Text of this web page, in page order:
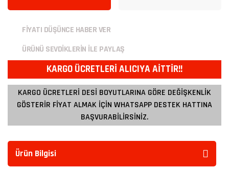
FİYATI DÜŞÜNCE HABER VER
ÜRÜNÜ SEVDİKLERİN İLE PAYLAŞ
KARGO ÜCRETLERİ ALICIYA AİTTİR!!
KARGO ÜCRETLERİ DESİ BOYUTLARINA GÖRE DEĞİŞKENLİK
GÖSTERİR FİYAT ALMAK İÇİN WHATSAPP DESTEK HATTINA
BAŞVURABİLİRSİNİZ.
Ürün Bilgisi